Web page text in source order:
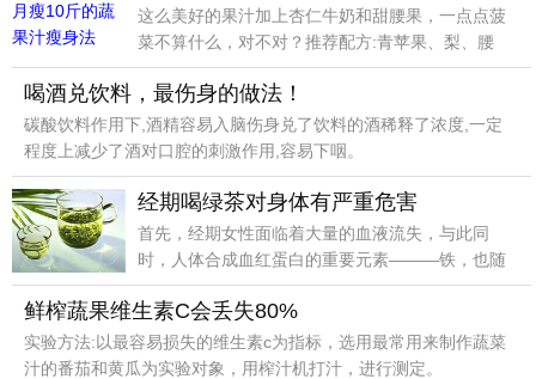
这么美好的果汁加上杏仁牛奶和甜腰果，一点点菠
菜不算什么，对不对？推荐配方:青苹果、梨、腰
果、杏仁牛奶、小菠菜。
喝酒兑饮料，最伤身的做法！
碳酸饮料作用下,酒精容易入脑伤身兑了饮料的酒稀释了浓度,一定
程度上减少了酒对口腔的刺激作用,容易下咽。
经期喝绿茶对身体有严重危害
首先，经期女性面临着大量的血液流失，与此同
时，人体合成血红蛋白的重要元素———铁，也随
着血液一起流失掉了。
鲜榨蔬果维生素C会丢失80%
实验方法:以最容易损失的维生素c为指标，选用最常用来制作蔬菜
汁的番茄和黄瓜为实验对象，用榨汁机打汁，进行测定。